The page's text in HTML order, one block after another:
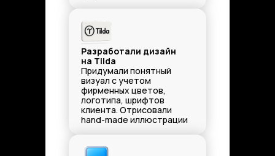
Разработали дизайн
на Tilda
Придумали понятный
визуал с учетом
фирменных цветов,
логотипа, шрифтов
клиента. Отрисовали
hand-made иллюстрации